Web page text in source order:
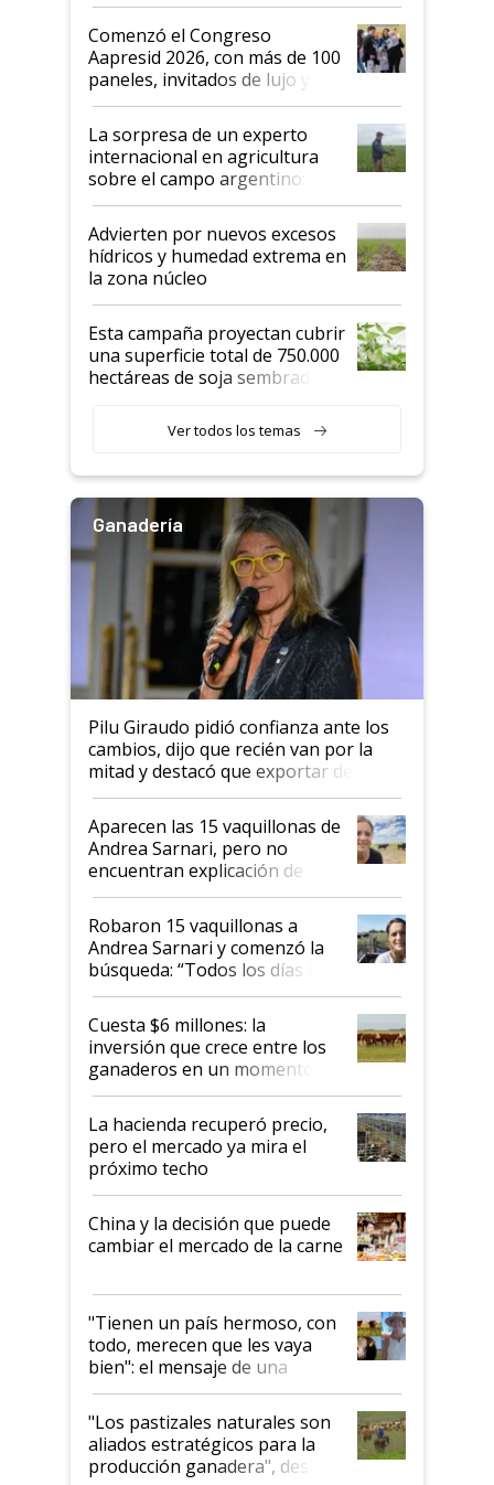
Argentina se sigan discutiendo
las mismas cosas de hace 50
años"
Comenzó el Congreso
Aapresid 2026, con más de 100
paneles, invitados de lujo y
todas las tendencias
La sorpresa de un experto
internacional en agricultura
sobre el campo argentino:
"Estoy muy impresionado"
Advierten por nuevos excesos
hídricos y humedad extrema en
la zona núcleo
Esta campaña proyectan cubrir
una superficie total de 750.000
hectáreas de soja sembradas
variedades que marcan un
salto tecnológico en genética y
Ver todos los temas
Ganadería
Pilu Giraudo pidió confianza ante los
cambios, dijo que recién van por la
mitad y destacó que exportar dejó de
ser "para unos pocos": "Tenemos un
mandato muy claro del gobierno
nacional"
Aparecen las 15 vaquillonas de
Andrea Sarnari, pero no
encuentran explicación de
cómo llegaron allí
Robaron 15 vaquillonas a
Andrea Sarnari y comenzó la
búsqueda: “Todos los días le
toca a algún productor”
Cuesta $6 millones: la
inversión que crece entre los
ganaderos en un momento
histórico para la actividad
La hacienda recuperó precio,
pero el mercado ya mira el
próximo techo
China y la decisión que puede
cambiar el mercado de la carne
"Tienen un país hermoso, con
todo, merecen que les vaya
bien": el mensaje de una
ganadera uruguaya sobre las
oportunidades que se abren
para el agro en Argentina, con
foco en la carne
"Los pastizales naturales son
aliados estratégicos para la
producción ganadera", destaca